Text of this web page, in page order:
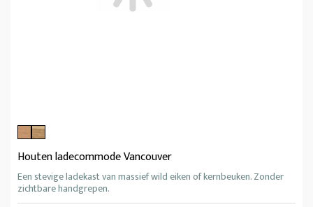
Houten ladecommode Vancouver
Een stevige ladekast van massief wild eiken of kernbeuken. Zonder
zichtbare handgrepen.